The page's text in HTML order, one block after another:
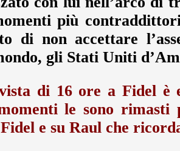
più
di non accettare
gli Stati Uniti
di 16 ore a Fidel è
le sono rimasti
e su Raul che